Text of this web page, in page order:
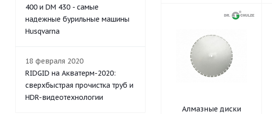
Алмазные диски
400 и DM 430 - самые
надежные бурильные машины
Husqvarna
18 февраля 2020
RIDGID на Акватерм-2020:
сверхбыстрая прочистка труб и
HDR-видеотехнологии